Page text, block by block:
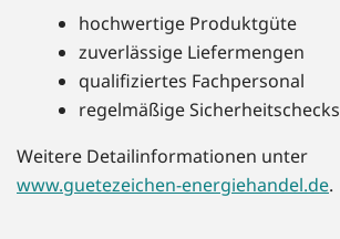
hochwertige Produktgüte
zuverlässige Liefermengen
qualifiziertes Fachpersonal
regelmäßige Sicherheitschecks
Weitere Detailinformationen unter
www.guetezeichen-energiehandel.de.